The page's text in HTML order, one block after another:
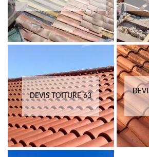
DEVIS TOITURE 63